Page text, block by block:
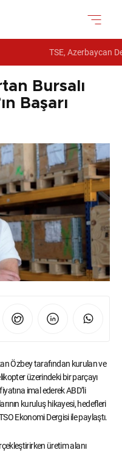
TSE, Azerbaycan
Bursalı
Başarı
Özbey tarafından kurulan ve
üzerindeki bir parçayı
imal ederek ABD’li
kuruluş hikayesi, hedefleri
Ekonomi Dergisi ile paylaştı.
üretim alanı